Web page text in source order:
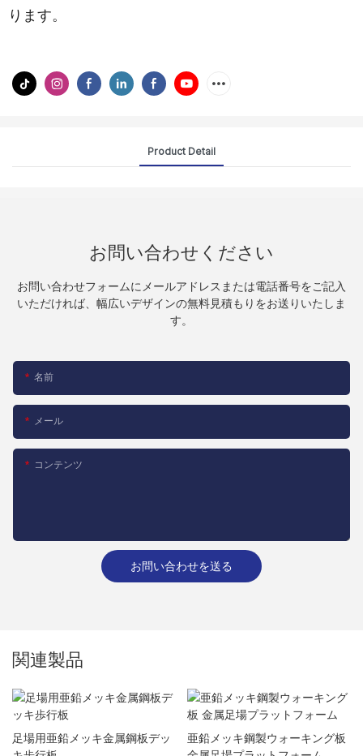
ります。
Product Detail
お問い合わせください
お問い合わせフォームにメールアドレスまたは電話番号をご記入
いただければ、幅広いデザインの無料見積もりをお送りいたしま
す。
名前
メール
コンテンツ
お問い合わせを送る
関連製品
足場用亜鉛メッキ金属鋼板デッ
亜鉛メッキ鋼製ウォーキング板